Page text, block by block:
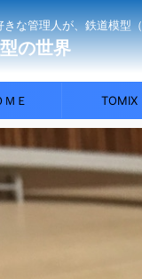
きな管理人が、鉄道模型
の世界
ＭＥ TOMIX